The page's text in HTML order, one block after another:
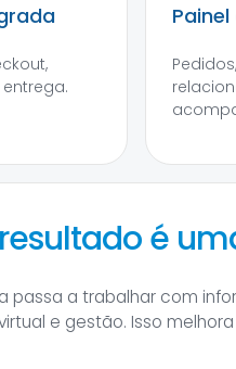
é
passa a trabalhar com
e gestão. Isso